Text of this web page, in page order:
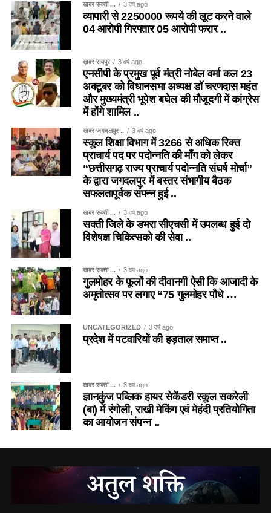
खबर सक्ती ... 3 वर्ष ago
व्यापारी से 2250000 रूपये की लूट करने वाले
04 आरोपी गिरफ्तार 05 आरोपी फरार ..
ख़बर रायपुर 3 वर्ष ago
एनसीपी के प्रमुख पूर्व मंत्री नोबेल वर्मा कल 23
अक्टूबर को विधानसभा अध्यक्ष डॉ चरणदास महंत
और मुख्यमंत्री भूपेश बघेल की मौजूदगी में कांग्रेस
में होंगे शामिल ..
खबर जगदलपुर .. 3 वर्ष ago
स्कूल शिक्षा विभाग में 3266 से अधिक रिक्त
प्राचार्य पद पर पदोन्नति की माँग को लेकर
“छत्तीसगढ़ राज्य प्राचार्य पदोन्नति संघर्ष मोर्चा”
के द्वारा जगदलपुर में बस्तर संभागीय बैठक
सफलतापूर्वक संपन्न हुई ..
खबर सक्ती ... 3 वर्ष ago
सक्ती जिले के डभरा सीएचसी में उपलब्ध हुई दो
विशेषज्ञ चिकित्सको की सेवा ..
खबर सक्ती ... 3 वर्ष ago
गुलमोहर के फूलों की दीवानगी ऐसी कि आजादी के
अमृतोत्सव पर लगाए “75 गुलमोहर पौधे …
UNCATEGORIZED 3 वर्ष ago
प्रदेश में पटवारियों की हड़ताल समाप्त ..
खबर सक्ती ... 3 वर्ष ago
ज्ञानकुंज पब्लिक हायर सेकेंडरी स्कूल सकरेली
(बा) में रंगोली, राखी मेकिंग एवं मेहंदी प्रतियोगिता
का आयोजन संपन्न ..